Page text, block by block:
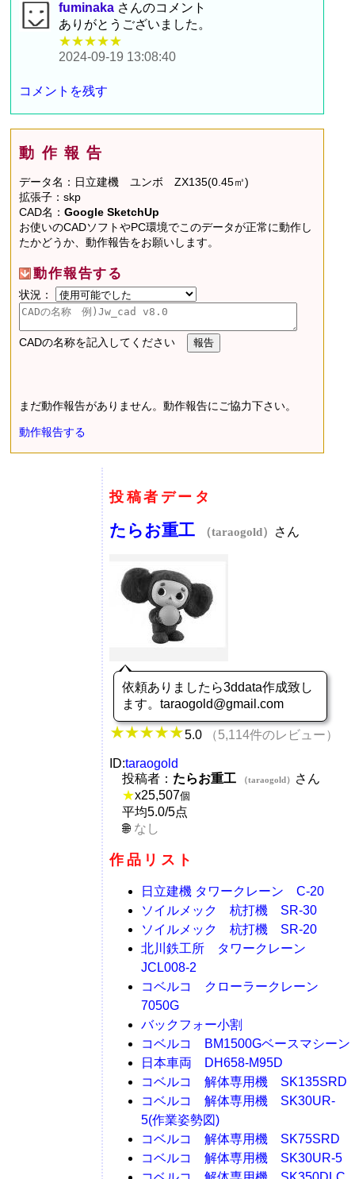
fuminaka さんのコメント
ありがとうございました。
★★★★★
2024-09-19 13:08:40
コメントを残す
動作報告
データ名：日立建機 ユンボ ZX135(0.45㎥)
拡張子：skp
CAD名：Google SketchUp
お使いのCADソフトやPC環境でこのデータが正常に動作し
たかどうか、動作報告をお願いします。
動作報告する
状況：
CADの名称を記入してください
まだ動作報告がありません。動作報告にご協力下さい。
動作報告する
投稿者データ
たらお重工 （taraogold） さん
依頼ありましたら3ddata作成致し
ます。taraogold@gmail.com
5.0 （5,114件のレビュー）
ID:taraogold
投稿者： たらお重工 （taraogold）
さん
★x25,507個
平均5.0/5点
なし
作品リスト
日立建機 タワークレーン C-20
ソイルメック 杭打機 SR-30
ソイルメック 杭打機 SR-20
北川鉄工所 タワークレーン
JCL008-2
コベルコ クローラークレーン
7050G
バックフォー小割
コベルコ BM1500Gベースマシーン
日本車両 DH658-M95D
コベルコ 解体専用機 SK135SRD
コベルコ 解体専用機 SK30UR-
5(作業姿勢図)
コベルコ 解体専用機 SK75SRD
コベルコ 解体専用機 SK30UR-5